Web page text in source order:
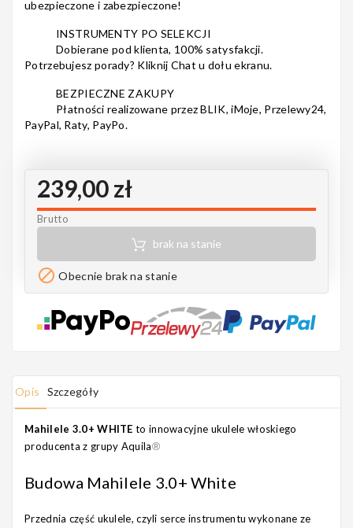
Prezenty
Rainbow
Usługi
ubezpieczone i zabezpieczone!
INSTRUMENTY PO SELEKCJI
Dobierane pod klienta, 100% satysfakcji.
Potrzebujesz porady? Kliknij Chat u dołu ekranu.
BEZPIECZNE ZAKUPY
Płatności realizowane przez BLIK, iMoje, Przelewy24,
PayPal, Raty, PayPo.
239,00 zł
Brutto
brak na stanie
 Obecnie brak na stanie
Opis Szczegóły
Mahilele 3.0+ WHITE to innowacyjne ukulele włoskiego
producenta z grupy Aquila®
Budowa Mahilele 3.0+ White
Przednia część ukulele, czyli serce instrumentu wykonane ze